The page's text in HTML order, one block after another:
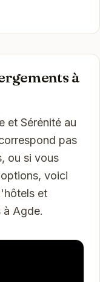
à
et Sérénité au
pas
ou si vous
voici
et
à Agde.